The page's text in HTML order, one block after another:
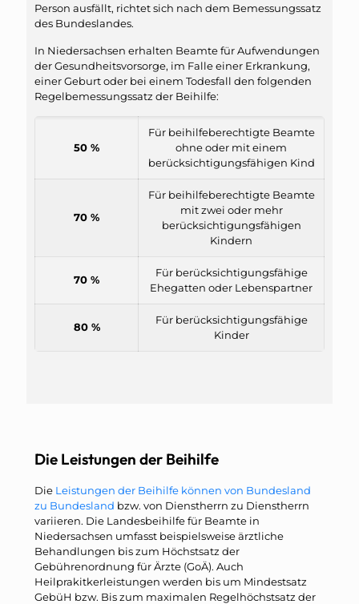
Person ausfällt, richtet sich nach dem Bemessungssatz
des Bundeslandes.
In Niedersachsen erhalten Beamte für Aufwendungen
der Gesundheitsvorsorge, im Falle einer Erkrankung,
einer Geburt oder bei einem Todesfall den folgenden
Regelbemessungssatz der Beihilfe:
50 %
Für beihilfeberechtigte Beamte
ohne oder mit einem
berücksichtigungsfähigen Kind
70 %
Für beihilfeberechtigte Beamte
mit zwei oder mehr
berücksichtigungsfähigen
Kindern
70 %
Für berücksichtigungsfähige
Ehegatten oder Lebenspartner
80 %
Für berücksichtigungsfähige
Kinder
Die Leistungen der Beihilfe
Die Leistungen der Beihilfe können von Bundesland
zu Bundesland bzw. von Dienstherrn zu Dienstherrn
variieren. Die Landesbeihilfe für Beamte in
Niedersachsen umfasst beispielsweise ärztliche
Behandlungen bis zum Höchstsatz der
Gebührenordnung für Ärzte (GoÄ). Auch
Heilprakitkerleistungen werden bis um Mindestsatz
GebüH bzw. Bis zum maximalen Regelhöchstsatz der